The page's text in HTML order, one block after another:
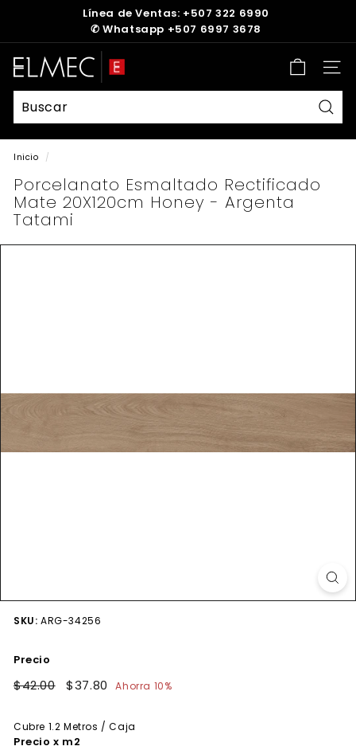
diapositivas
pausa
Línea de Ventas: +507 322 6990
✆ Whatsapp +507 6997 3678
E
L
M
E
C
Inicio /
Porcelanato Esmaltado Rectificado
Mate 20X120cm Honey - Argenta
Tatami
SKU: ARG-34256
Precio
Precio
$42.00$42.00
Precio
$37.80 $37.80
Ahorra 10%
Cubre 1.2 Metros / Caja
Precio x m2